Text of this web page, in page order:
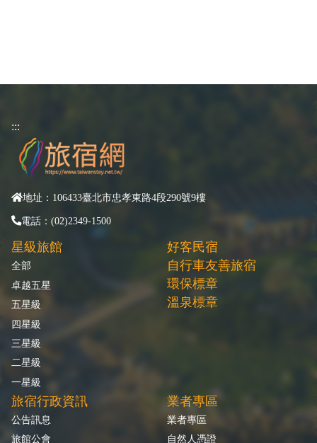
:::
地址：106433臺北市忠孝東路4段290號9樓
電話：(02)2349-1500
星級旅館
全部
卓越五星
五星級
四星級
三星級
二星級
一星級
好客民宿
自行車友善旅宿
環保標章
溫泉標章
旅宿行政資訊
公告訊息
旅館公會
業者專區
業者專區
自然人憑證